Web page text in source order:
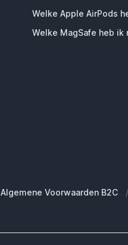
Welke Apple AirPods
Welke MagSafe heb ik
Algemene Voorwaarden B2C /